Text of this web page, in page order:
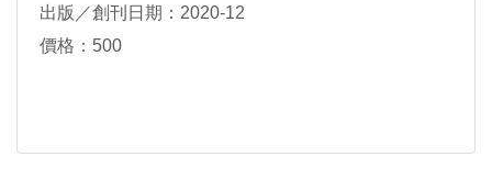
出版／創刊日期：2020-12
價格：500